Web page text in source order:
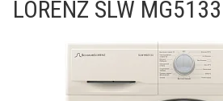
LORENZ SLW MG5133